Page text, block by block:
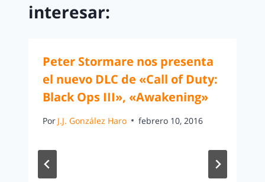
interesar:
Peter Stormare nos presenta
el nuevo DLC de «Call of Duty:
Black Ops III», «Awakening»
Por J.J. González Haro febrero 10, 2016